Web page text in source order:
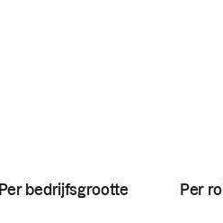
Per bedrijfsgrootte Per rol